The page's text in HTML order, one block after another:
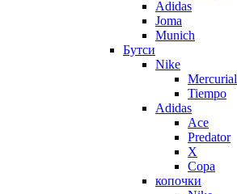
Adidas
Joma
Munich
Бутси
Nike
Mercurial
Tiempo
Adidas
Ace
Predator
X
Copa
копочки